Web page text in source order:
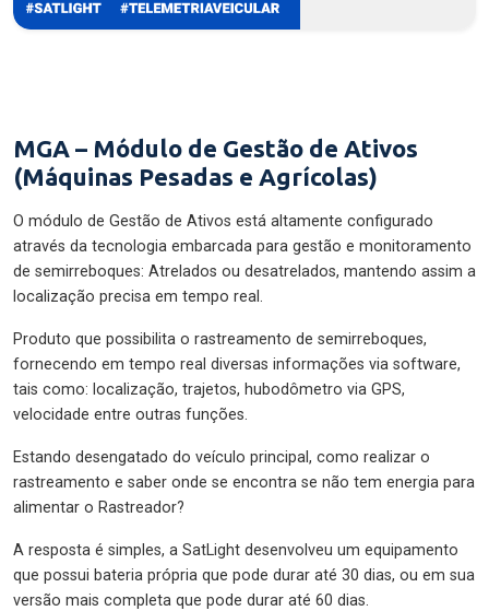
MGA – Módulo de Gestão de Ativos
(Máquinas Pesadas e Agrícolas)
O módulo de Gestão de Ativos está altamente configurado
através da tecnologia embarcada para gestão e monitoramento
de semirreboques: Atrelados ou desatrelados, mantendo assim a
localização precisa em tempo real.
Produto que possibilita o rastreamento de semirreboques,
fornecendo em tempo real diversas informações via software,
tais como: localização, trajetos, hubodômetro via GPS,
velocidade entre outras funções.
Estando desengatado do veículo principal, como realizar o
rastreamento e saber onde se encontra se não tem energia para
alimentar o Rastreador?
A resposta é simples, a SatLight desenvolveu um equipamento
que possui bateria própria que pode durar até 30 dias, ou em sua
versão mais completa que pode durar até 60 dias.